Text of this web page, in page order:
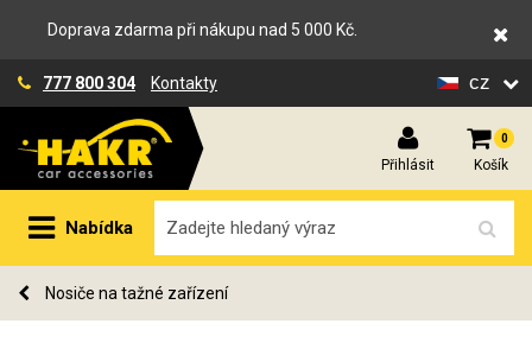
Doprava zdarma při nákupu nad 5 000 Kč.
777 800 304 Kontakty cz
Přihlásit
0
Košík
Nabídka
Nosiče na tažné zařízení